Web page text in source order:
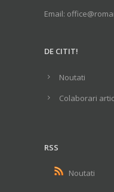
Email:
DE CITIT!
Noutati
Colaborari
RSS
Noutati